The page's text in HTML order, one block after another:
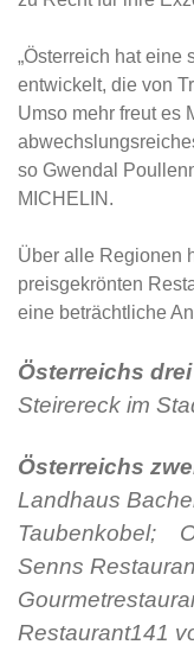
„Österreich hat eine
entwickelt, die von
Umso mehr freut es
so Gwendal
MICHELIN.
Über alle Regionen
preisgekrönten
eine beträchtliche
Österreichs
Steirereck im
Österreichs
Landhaus
Taubenkobel;
Senns
Restaurant141